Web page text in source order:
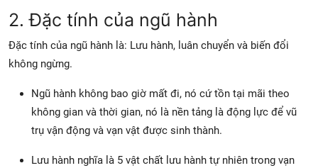
2. Đặc tính của ngũ hành
Đặc tính của ngũ hành là: Lưu hành, luân chuyển và biến đổi
không ngừng.
Ngũ hành không bao giờ mất đi, nó cứ tồn tại mãi theo
không gian và thời gian, nó là nền tảng là động lực để vũ
trụ vận động và vạn vật được sinh thành.
Lưu hành nghĩa là 5 vật chất lưu hành tự nhiên trong vạn